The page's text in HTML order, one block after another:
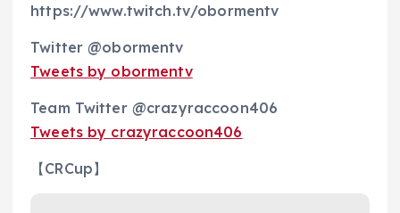
https://www.twitch.tv/obormentv
Twitter @obormentv
Tweets by obormentv
Team Twitter @crazyraccoon406
Tweets by crazyraccoon406
【CRCup】